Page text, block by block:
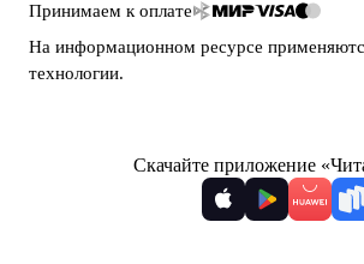
Принимаем к оплате
На информационном ресурсе
технологии.
Скачайте приложение